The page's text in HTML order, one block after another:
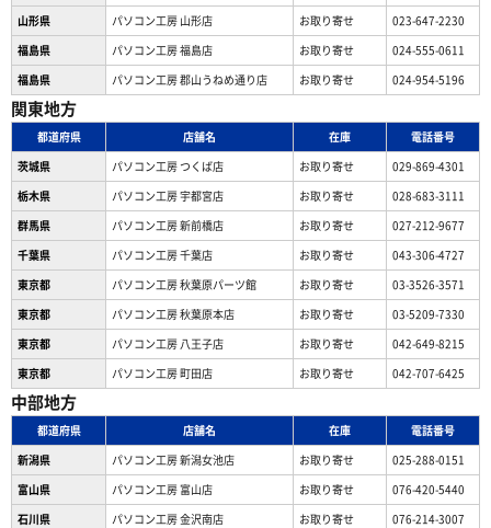
山形県
パソコン工房 山形店 お取り寄せ
023-647-2230
福島県
パソコン工房 福島店 お取り寄せ
024-555-0611
福島県
パソコン工房 郡山うねめ通り店 お取り寄せ 024-954-5196
関東地方
都道府県 店舗名 在庫
電話番号
茨城県
パソコン工房 つくば店 お取り寄せ
029-869-4301
栃木県
パソコン工房 宇都宮店 お取り寄せ
028-683-3111
群馬県
パソコン工房 新前橋店 お取り寄せ
027-212-9677
千葉県
パソコン工房 千葉店 お取り寄せ
043-306-4727
東京都
パソコン工房 秋葉原パーツ館 お取り寄せ
03-3526-3571
東京都
パソコン工房 秋葉原本店 お取り寄せ
03-5209-7330
東京都
パソコン工房 八王子店 お取り寄せ
042-649-8215
東京都
パソコン工房 町田店 お取り寄せ 042-707-6425
中部地方
都道府県 店舗名 在庫
電話番号
新潟県
パソコン工房 新潟女池店 お取り寄せ
025-288-0151
富山県
パソコン工房 富山店 お取り寄せ
076-420-5440
石川県
パソコン工房 金沢南店 お取り寄せ
076-214-3007